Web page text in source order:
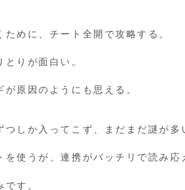
めに、チート全開で攻略する。
りが面白い。
原因のようにも思える。
しか入ってこず、まだまだ謎が多
使うが、連携がバッチリで読み応
す。